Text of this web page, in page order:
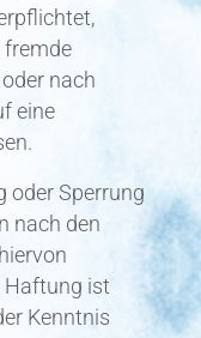
fremde
nach
eine
oder Sperrung
nach den
Haftung ist
Kenntnis